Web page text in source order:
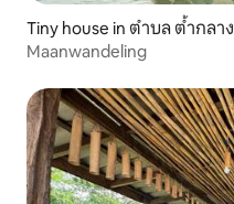
Tiny house in ตำบล ต้ำกลาง
Maanwandeling